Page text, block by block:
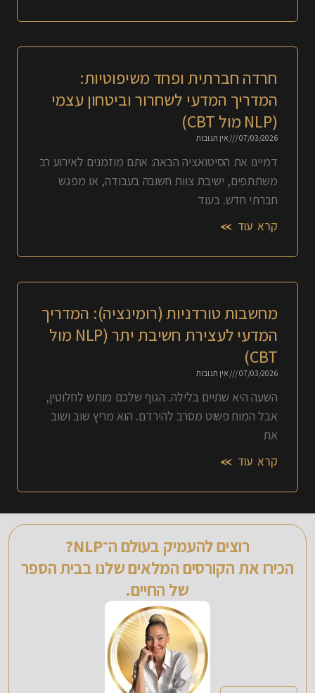
חרדה חברתית ופחד משיפוטיות:
המדריך המדעי לשחרור וביטחון עצמי
(NLP מול CBT)
07/03/2026 אין תגובות
דמיינו את הסיטואציה הבאה: אתם מוזמנים לאירוע רב
משתתפים, ישיבת צוות חשובה בעבודה, או מפגש
חברתי חדש. בעוד
קרא עוד »
מחשבות טורדניות (רומינציה): המדריך
המדעי לעצירת חשיבת יתר (NLP מול
CBT)
07/03/2026 אין תגובות
השעה היא שתיים בלילה. הגוף שלכם מותש לחלוטין,
אבל המוח פשוט מסרב להירדם. הוא מריץ שוב ושוב
את
קרא עוד »
רוצים להעמיק בעולם ה־NLP?
הכירו את הקורסים המלאים שלנו בבית הספר
של החיים.